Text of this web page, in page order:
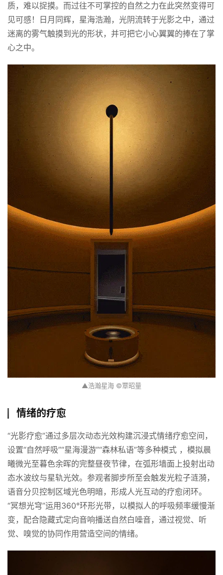
质，难以捉摸。而过往不可掌控的自然之力在此突然变得可
见可感！日月同辉，星海浩瀚，光阴流转于光影之中，通过
迷离的雾气触摸到光的形状，并可把它小心翼翼的捧在了掌
心之中。
▲浩瀚星海 ©覃昭量
情绪的疗愈
“光影疗愈”通过多层次动态光效构建沉浸式情绪疗愈空间，
设置“自然呼吸”“星海漫游”“森林私语”等多种模式 ​，模拟晨
曦微光至暮色余晖的完整昼夜节律，在弧形墙面上投射出动
态水波纹与星轨光效。参观者脚步所至会触发光粒子涟漪，
语音分贝控制区域光色明暗，形成人光互动的疗愈闭环​。
“冥想光穹”运用360°环形光带，以模拟人的呼吸频率缓慢渐
变，配合隐藏式定向音响播送自然白噪音，通过视觉、听
觉、嗅觉的协同作用营造空间的情绪。